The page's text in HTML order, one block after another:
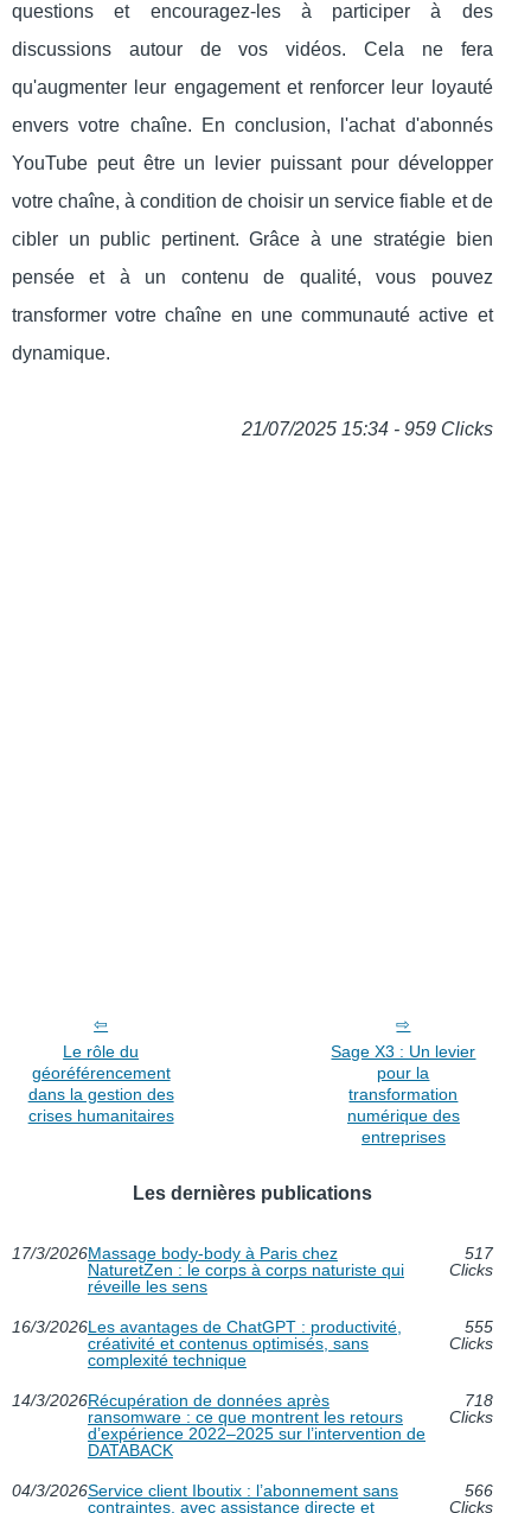
questions et encouragez-les à participer à des
discussions autour de vos vidéos. Cela ne fera
qu'augmenter leur engagement et renforcer leur loyauté
envers votre chaîne. En conclusion, l'achat d'abonnés
YouTube peut être un levier puissant pour développer
votre chaîne, à condition de choisir un service fiable et de
cibler un public pertinent. Grâce à une stratégie bien
pensée et à un contenu de qualité, vous pouvez
transformer votre chaîne en une communauté active et
dynamique.
21/07/2025 15:34 - 959 Clicks
Le rôle du
géoréférencement
dans la gestion des
crises humanitaires
Sage X3 : Un levier
pour la
transformation
numérique des
entreprises
Les dernières publications
17/3/2026Massage body-body à Paris chez
NaturetZen : le corps à corps naturiste qui
réveille les sens
517
Clicks
16/3/2026Les avantages de ChatGPT : productivité,
créativité et contenus optimisés, sans
complexité technique
555
Clicks
14/3/2026Récupération de données après
ransomware : ce que montrent les retours
d’expérience 2022–2025 sur l’intervention de
DATABACK
718
Clicks
04/3/2026Service client Iboutix : l’abonnement sans
contraintes, avec assistance directe et
566
Clicks